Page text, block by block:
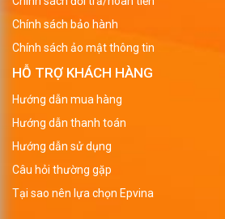
Chính sách bảo hành
Chính sách ảo mật thông tin
HỖ TRỢ KHÁCH HÀNG
Hướng dẫn mua hàng
Hướng dẫn thanh toán
Hướng dẫn sử dụng
Câu hỏi thường gặp
Tại sao nên lựa chọn Epvina